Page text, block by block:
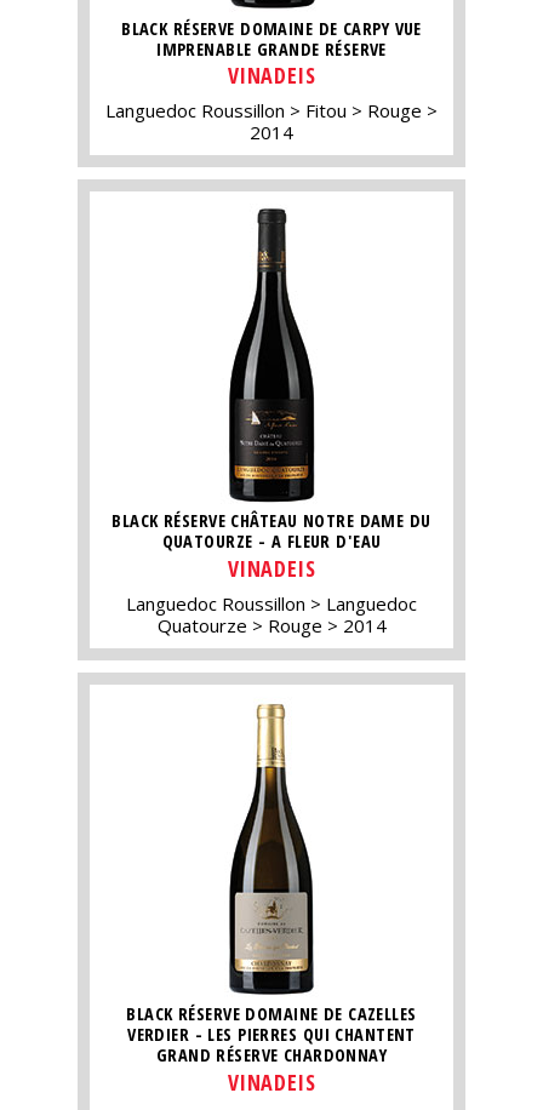
BLACK RÉSERVE DOMAINE DE CARPY VUE
IMPRENABLE GRANDE RÉSERVE
VINADEIS
Languedoc Roussillon Fitou
Rouge
2014
BLACK RÉSERVE CHÂTEAU NOTRE DAME DU
QUATOURZE - A FLEUR D'EAU
VINADEIS
Languedoc Roussillon
Languedoc
Quatourze
Rouge 2014
BLACK RÉSERVE DOMAINE DE CAZELLES
VERDIER - LES PIERRES QUI CHANTENT
GRAND RÉSERVE CHARDONNAY
VINADEIS